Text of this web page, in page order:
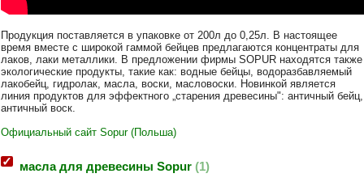
Продукция поставляется в упаковке от 200л до 0,25л. В настоящее
время вместе с широкой гаммой бейцев предлагаются концентраты для
лаков, лаки металлики. В предложении фирмы SOPUR находятся также
экологические продукты, такие как: водные бейцы, водоразбавляемый
лакобейц, гидролак, масла, воски, масловоски. Новинкой является
линия продуктов для эффектного „старения древесины": античный бейц,
античный воск.
Официальный сайт Sopur (Польша)
масла для древесины Sopur 1